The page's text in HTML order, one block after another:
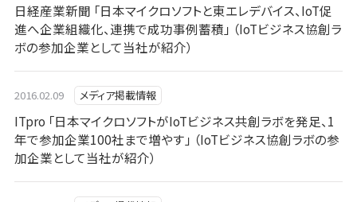
日経産業新聞 「日本マイクロソフトと東エレデバイス、IoT促
進へ企業組織化、連携で成功事例蓄積」 （IoTビジネス協創ラ
ボの参加企業として当社が紹介）
2016.02.09 メディア掲載情報
ITpro 「日本マイクロソフトがIoTビジネス共創ラボを発足、1
年で参加企業100社まで増やす」 （IoTビジネス協創ラボの参
加企業として当社が紹介）